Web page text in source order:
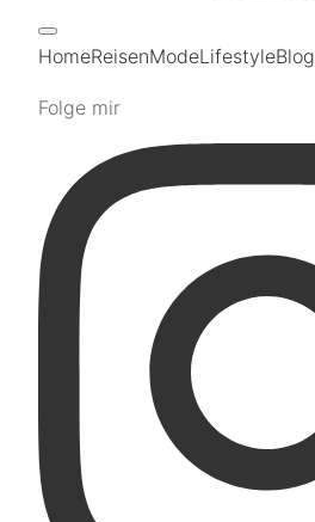
HomeReisenModeLifestyleBlog
Folge mir